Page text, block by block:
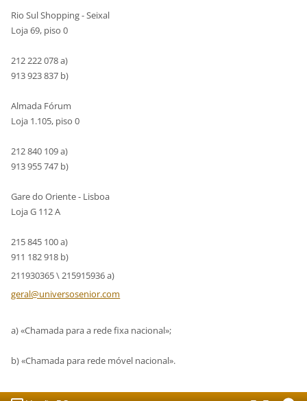
Rio Sul Shopping - Seixal
Loja 69, piso 0
212 222 078 a)
913 923 837 b)
Almada Fórum
Loja 1.105, piso 0
212 840 109 a)
913 955 747 b)
Gare do Oriente - Lisboa
Loja G 112 A
215 845 100 a)
911 182 918 b)
211930365 \ 215915936 a)
geral@universosenior.com
a) «Chamada para a rede fixa nacional»;
b) «Chamada para rede móvel nacional».